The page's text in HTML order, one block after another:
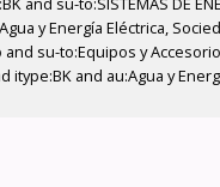
y Energía Eléctrica,
su-to:Equipos y
and au:Agua y